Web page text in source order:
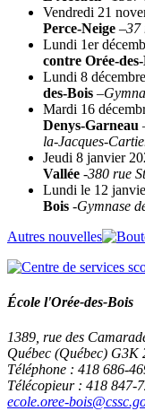
Vendredi 21
Perce-Neige –37
Lundi 1er
contre Orée-
Lundi 8
des-Bois –
Mardi 16
Denys-Garneau
la-Jacques-
Jeudi 8 janvier
Vallée -380 rue
Lundi le 12
Bois -Gymnase
Autres nouvelles
École l'Orée-des-Bois
1389, rue des
Québec (Québec) G3K
Téléphone : 418 686-
Télécopieur : 418 847-
ecole.oree-